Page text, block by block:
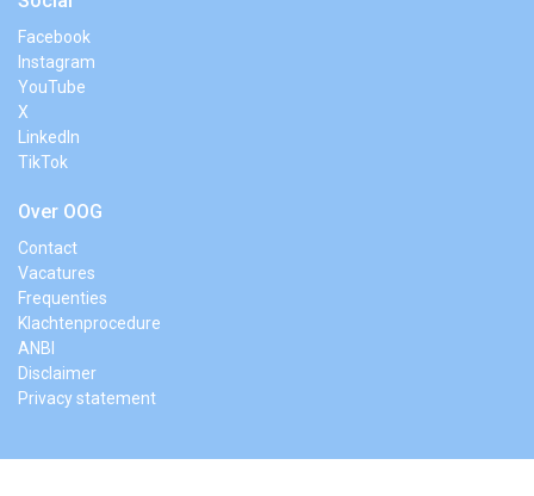
Facebook
Instagram
YouTube
X
LinkedIn
TikTok
Over OOG
Contact
Vacatures
Frequenties
Klachtenprocedure
ANBI
Disclaimer
Privacy statement